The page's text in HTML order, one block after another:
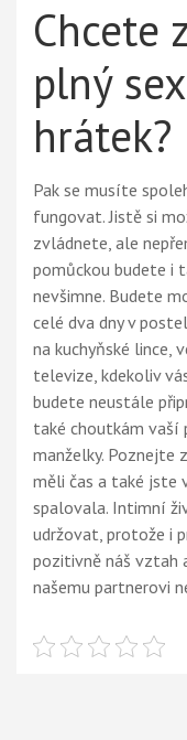
Chcete
plný
hrátek?
Pak se musíte
fungovat. Jistě si
zvládnete, ale
pomůckou budete i
nevšimne. Budete
celé dva dny v
na kuchyňské lince,
televize, kdekoliv
budete neustále
také choutkám vaší
manželky. Poznejte
měli čas a také jste
spalovala. Intimní
udržovat, protože i
pozitivně náš vztah
našemu partnerovi